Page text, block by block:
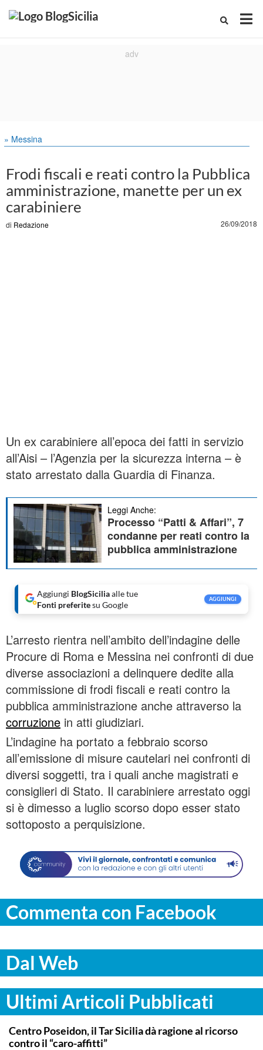
» Messina
Frodi fiscali e reati contro la Pubblica
amministrazione, manette per un ex
carabiniere
di Redazione 26/09/2018
Un ex carabiniere all’epoca dei fatti in servizio
all’Aisi – l’Agenzia per la sicurezza interna – è
stato arrestato dalla Guardia di Finanza.
Leggi Anche:
Processo “Patti & Affari”, 7
condanne per reati contro la
pubblica amministrazione
Aggiungi BlogSiciliaalle tue
Fonti preferitesu Google
AGGIUNGI
L’arresto rientra nell’ambito dell’indagine delle
Procure di Roma e Messina nei confronti di due
diverse associazioni a delinquere dedite alla
commissione di frodi fiscali e reati contro la
pubblica amministrazione anche attraverso la
corruzione in atti giudiziari.
L’indagine ha portato a febbraio scorso
all’emissione di misure cautelari nei confronti di
diversi soggetti, tra i quali anche magistrati e
consiglieri di Stato. Il carabiniere arrestato oggi
si è dimesso a luglio scorso dopo esser stato
sottoposto a perquisizione.
Commenta con Facebook
Dal Web
Ultimi Articoli Pubblicati
COMMUNITY
Centro Poseidon, il Tar Sicilia dà ragione al ricorso
contro il “caro-affitti”